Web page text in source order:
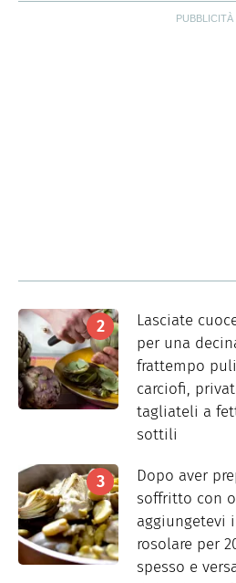
Lasciate
per una
frattempo
carciofi,
tagliateli a
sottili
Dopo aver
soffritto con
aggiungetevi
rosolare per
spesso e